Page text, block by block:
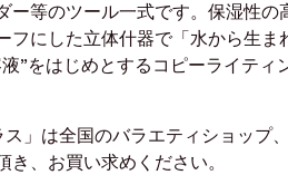
ー等のツール一式です。保湿性
にした立体什器で「水から生ま
”をはじめとするコピーライティ
」は全国のバラエティショップ
、お買い求めください。